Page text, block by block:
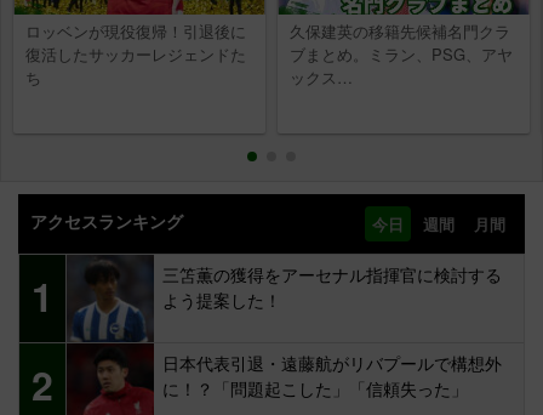
ロッベンが現役復帰！引退後に
復活したサッカーレジェンドた
ち
久保建英の移籍先候補名門クラ
ブまとめ。ミラン、PSG、アヤ
ックス…
アクセスランキング 今日 週間 月間
1
三笘薫の獲得をアーセナル指揮官に検討する
よう提案した！
2
日本代表引退・遠藤航がリバプールで構想外
に！？「問題起こした」「信頼失った」